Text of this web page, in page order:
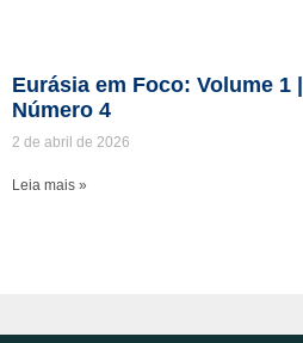
Eurásia em Foco: Volume 1 |
Número 4
2 de abril de 2026
Leia mais »